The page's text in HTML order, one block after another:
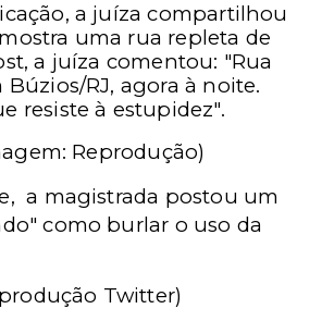
a juíza compartilhou
uma rua repleta de
a juíza comentou: "Rua
Búzios/RJ, agora à noite.
resiste à estupidez".
a magistrada postou um
como burlar o uso da